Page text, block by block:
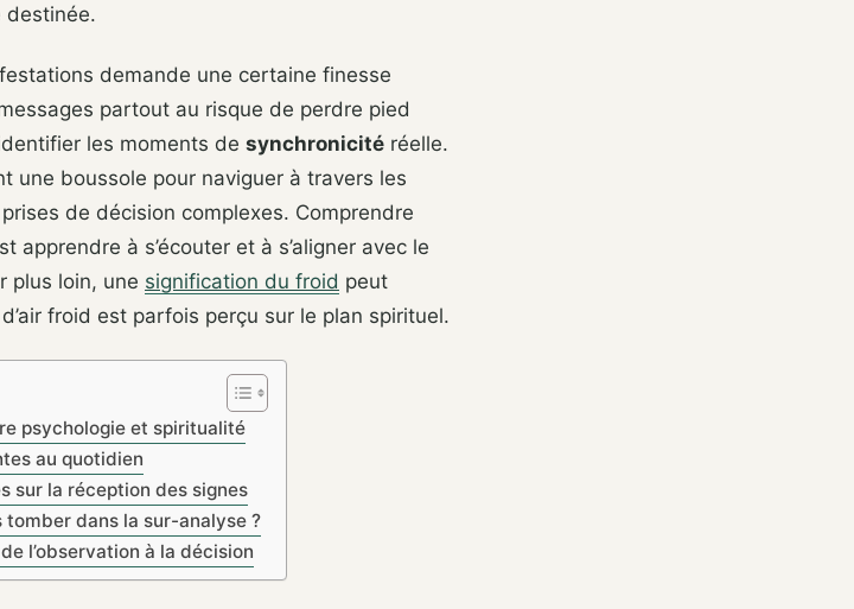
destinée.
demande une certaine finesse
partout au risque de perdre pied
les moments de synchronicité réelle.
une boussole pour naviguer à travers les
de décision complexes. Comprendre
apprendre à s’écouter et à s’aligner avec le
plus loin, une signification du froid peut
froid est parfois perçu sur le plan spirituel.
psychologie et spiritualité
au quotidien
sur la réception des signes
dans la sur-analyse ?
l’observation à la décision